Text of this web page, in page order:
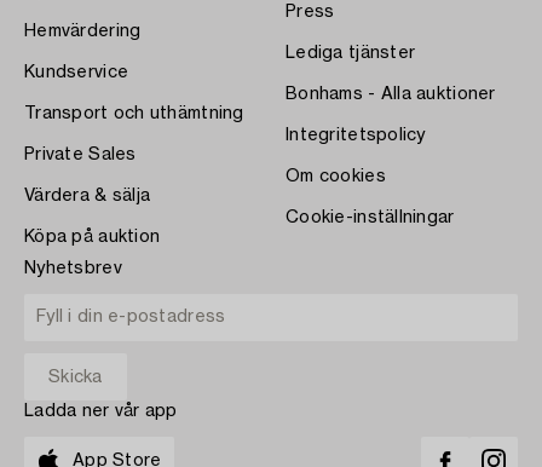
Hemvärdering
Kundservice
Transport och uthämtning
Private Sales
Värdera & sälja
Köpa på auktion
Press
Lediga tjänster
Bonhams - Alla auktioner
Integritetspolicy
Om cookies
Cookie-inställningar
Nyhetsbrev
Ladda ner vår app
App Store